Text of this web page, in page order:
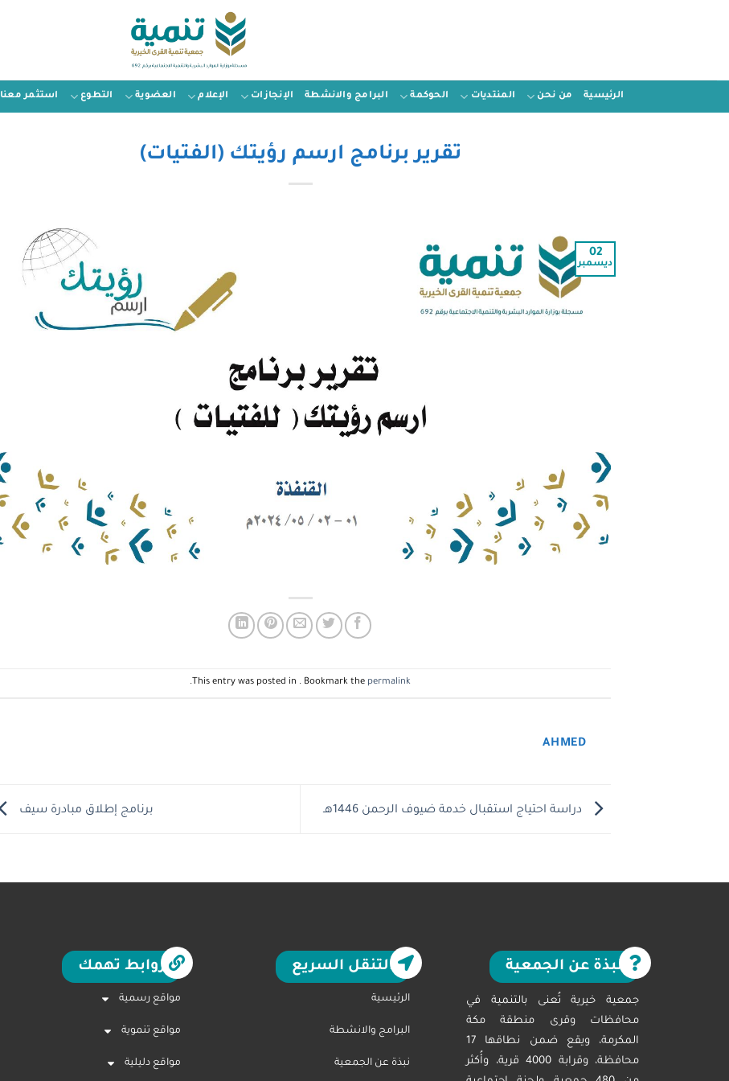
الرئيسية من نحن المنتديات الحوكمة البرامج والانشطة الإنجازات الإعلام العضوية التطوع استثمر معنا
تقرير برنامج ارسم رؤيتك (الفتيات)
02
ديسمبر
This entry was posted in . Bookmark the permalink
.
AHMED
دراسة احتياج استقبال خدمة ضيوف الرحمن 1446هـ برنامج إطلاق مبادرة سيف
نبذة عن الجمعية
جمعية خيرية تُعنى بالتنمية في
محافظات وقرى منطقة مكة
المكرمة، ويقع ضمن نطاقها 17
محافظة، وقرابة 4000 قرية، وأُكثر
التنقل السريع
الرئيسية
البرامج والانشطة
نبذة عن الجمعية
روابط تهمك
مواقع رسمية
مواقع تنموية
مواقع دليلية